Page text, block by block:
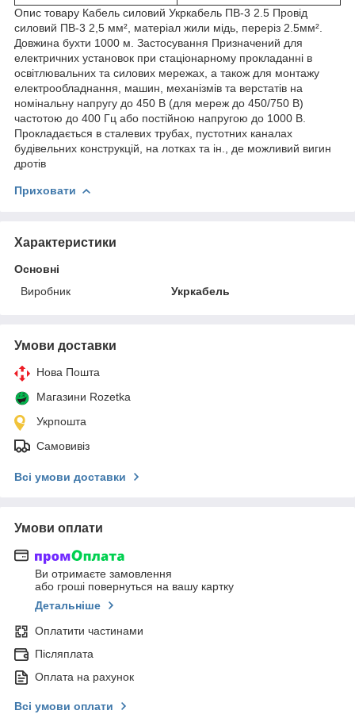
Опис товару Кабель силовий Укркабель ПВ-3 2.5 Провід
силовий ПВ-3 2,5 мм², матеріал жили мідь, переріз 2.5мм².
Довжина бухти 1000 м. Застосування Призначений для
електричних установок при стаціонарному прокладанні в
освітлювальних та силових мережах, а також для монтажу
електрообладнання, машин, механізмів та верстатів на
номінальну напругу до 450 В (для мереж до 450/750 В)
частотою до 400 Гц або постійною напругою до 1000 В.
Прокладається в сталевих трубах, пустотних каналах
будівельних конструкцій, на лотках та ін., де можливий вигин
дротів
Приховати
Характеристики
Основні
Виробник
Укркабель
Умови доставки
Нова Пошта
Магазини Rozetka
Укрпошта
Самовивіз
Всі умови доставки
Умови оплати
Ви отримаєте замовлення
або гроші повернуться на вашу картку
Детальніше
Оплатити частинами
Післяплата
Оплата на рахунок
Всі умови оплати